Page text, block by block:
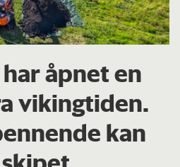
åpnet en
vikingtiden.
kan